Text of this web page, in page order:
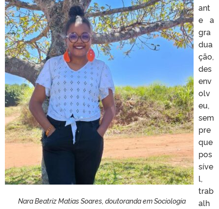
Nara Beatriz Matias Soares, doutoranda em Sociologia
ant
e a
gra
dua
ção,
des
env
olv
eu,
sem
pre
que
pos
síve
l,
trab
alh